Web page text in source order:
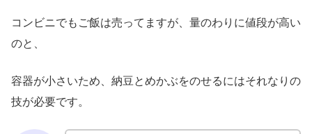
コンビニでもご飯は売ってますが、量のわりに値段が高い
のと、
容器が小さいため、納豆とめかぶをのせるにはそれなりの
技が必要です。